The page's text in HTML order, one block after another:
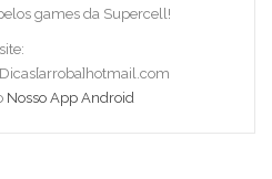
games da Supercell!
Nosso App Android